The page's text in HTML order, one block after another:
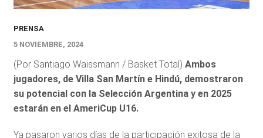
PRENSA
5 NOVIEMBRE, 2024
(Por Santiago Waissmann / Basket Total) Ambos
jugadores, de Villa San Martín e Hindú, demostraron
su potencial con la Selección Argentina y en 2025
estarán en el AmeriCup U16.
Ya pasaron varios días de la participación exitosa de la